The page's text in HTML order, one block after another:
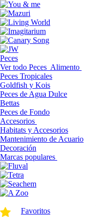
Peces
Ver todo Peces Alimento
Peces Tropicales
Goldfish y Kois
Peces de Agua Dulce
Bettas
Peces de Fondo
Accesorios
Habitats y Accesorios
Mantenimiento de Acuario
Decoración
Marcas populares
Favoritos